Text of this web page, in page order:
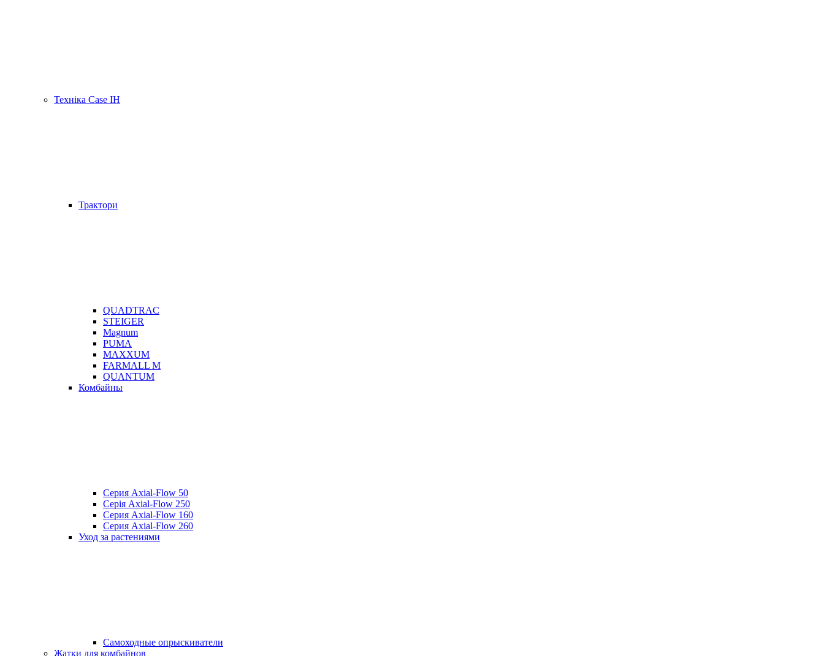
Техніка Case IH
Трактори
QUADTRAC
STEIGER
Magnum
PUMA
MAXXUM
FARMALL M
QUANTUM
Комбайны
Серия Axial-Flow 50
Серія Axial-Flow 250
Серия Axial-Flow 160
Серия Axial-Flow 260
Уход за растениями
Самоходные опрыскиватели
Жатки для комбайнов